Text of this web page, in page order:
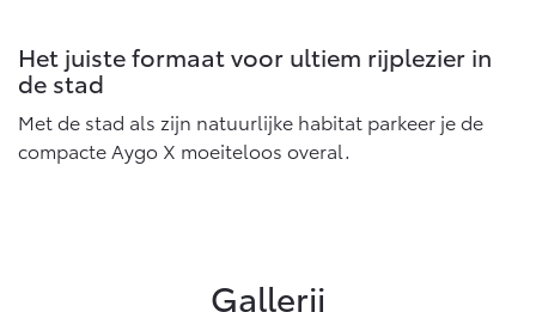
Het juiste formaat voor ultiem rijplezier in
de stad
Met de stad als zijn natuurlijke habitat parkeer je de
compacte Aygo X moeiteloos overal.
Gallerij